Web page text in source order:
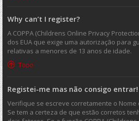
Why can’t I register?
A COPPA (Childrens Online Privacy
dos EUA que exige uma autorização para
relativas a menores de 13 anos de idade.
Topo
Registei-me mas não consigo entrar!
Verifique se escreve corretamente o Nome
Se tem a certeza de que estão corretos